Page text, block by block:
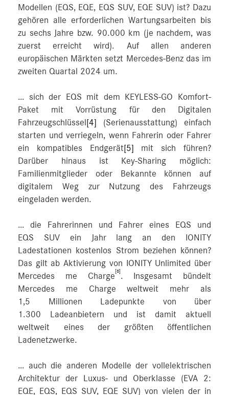
Modellen (EQS, EQE, EQS SUV, EQE SUV) ist? Dazu
gehören alle erforderlichen Wartungsarbeiten bis
zu sechs Jahre bzw. 90.000 km (je nachdem, was
zuerst erreicht wird). Auf allen anderen
europäischen Märkten setzt Mercedes‑Benz das im
zweiten Quartal 2024 um.
… sich der EQS mit dem KEYLESS-GO Komfort-
Paket mit Vorrüstung für den Digitalen
Fahrzeugschlüssel [4]
(Serienausstattung) einfach
starten und verriegeln, wenn Fahrerin oder Fahrer
ein kompatibles Endgerät[5] mit sich führen?
Darüber hinaus ist Key-Sharing möglich:
Familienmitglieder oder Bekannte können auf
digitalem Weg zur Nutzung des Fahrzeugs
eingeladen werden.
… die Fahrerinnen und Fahrer eines EQS und
EQS SUV ein Jahr lang an den IONITY
Ladestationen kostenlos Strom beziehen können?
Das gilt ab Aktivierung von IONITY Unlimited über
Mercedes me Charge
[6]
. Insgesamt bündelt
Mercedes me Charge weltweit mehr als
1,5 Millionen Ladepunkte von über
1.300 Ladeanbietern und ist damit aktuell
weltweit eines der größten öffentlichen
Ladenetzwerke.
… auch die anderen Modelle der vollelektrischen
Architektur der Luxus- und Oberklasse (EVA 2:
EQE, EQS, EQS SUV, EQE SUV) von vielen der in